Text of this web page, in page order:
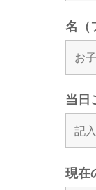
名（
当日
現在